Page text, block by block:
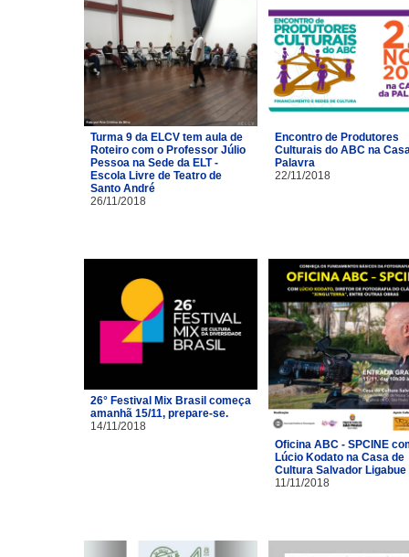
Turma 9 da ELCV tem aula de
Roteiro com o Professor Júlio
Pessoa na Sede da ELT -
Escola Livre de Teatro de
Santo André
26/11/2018
Encontro de Produtores
Culturais do ABC na
Palavra
22/11/2018
26° Festival Mix Brasil começa
amanhã 15/11, prepare-se.
14/11/2018
Oficina ABC - SPCINE
Lúcio Kodato na Casa de
Cultura Salvador Ligabue
11/11/2018